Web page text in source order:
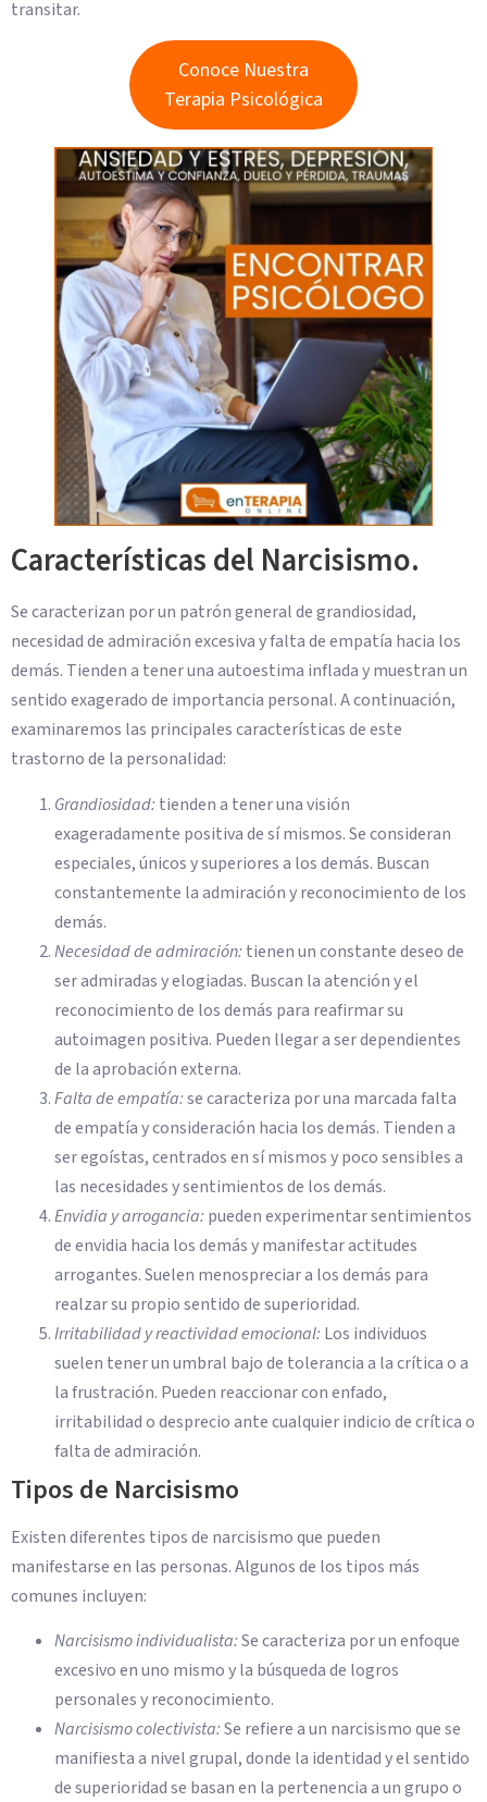
transitar.
Conoce Nuestra
Terapia Psicológica
Características del Narcisismo.
Se caracterizan por un patrón general de grandiosidad,
necesidad de admiración excesiva y falta de empatía hacia los
demás. Tienden a tener una autoestima inflada y muestran un
sentido exagerado de importancia personal. A continuación,
examinaremos las principales características de este
trastorno de la personalidad:
Grandiosidad:tienden a tener una visión
exageradamente positiva de sí mismos. Se consideran
especiales, únicos y superiores a los demás. Buscan
constantemente la admiración y reconocimiento de los
demás.
Necesidad de admiración:tienen un constante deseo de
ser admiradas y elogiadas. Buscan la atención y el
reconocimiento de los demás para reafirmar su
autoimagen positiva. Pueden llegar a ser dependientes
de la aprobación externa.
Falta de empatía:se caracteriza por una marcada falta
de empatía y consideración hacia los demás. Tienden a
ser egoístas, centrados en sí mismos y poco sensibles a
las necesidades y sentimientos de los demás.
Envidia y arrogancia:pueden experimentar sentimientos
de envidia hacia los demás y manifestar actitudes
arrogantes. Suelen menospreciar a los demás para
realzar su propio sentido de superioridad.
Irritabilidad y reactividad emocional:Los individuos
suelen tener un umbral bajo de tolerancia a la crítica o a
la frustración. Pueden reaccionar con enfado,
irritabilidad o desprecio ante cualquier indicio de crítica o
falta de admiración.
Tipos de Narcisismo
Existen diferentes tipos de narcisismo que pueden
manifestarse en las personas. Algunos de los tipos más
comunes incluyen:
Narcisismo individualista:Se caracteriza por un enfoque
excesivo en uno mismo y la búsqueda de logros
personales y reconocimiento.
Narcisismo colectivista:Se refiere a un narcisismo que se
manifiesta a nivel grupal, donde la identidad y el sentido
de superioridad se basan en la pertenencia a un grupo o